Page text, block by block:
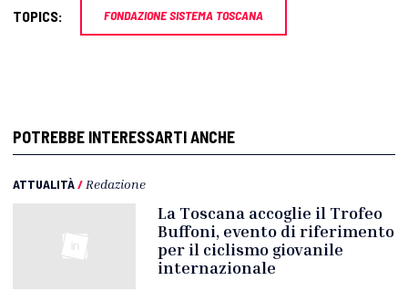
TOPICS: FONDAZIONE SISTEMA TOSCANA
POTREBBE INTERESSARTI ANCHE
ATTUALITÀ/ Redazione
La Toscana accoglie il Trofeo
Buffoni, evento di riferimento
per il ciclismo giovanile
internazionale